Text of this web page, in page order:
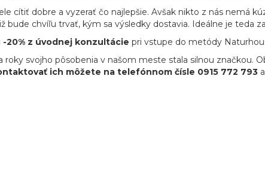
cítiť dobre a vyzerať čo najlepšie. Avšak nikto z nás nemá
bude chvíľu trvať, kým sa výsledky dostavia. Ideálne je teda
-20% z úvodnej konzultácie pri vstupe do metódy
roky svojho pôsobenia v našom meste stala silnou
ich môžete na telefónnom čísle 0915 772 793